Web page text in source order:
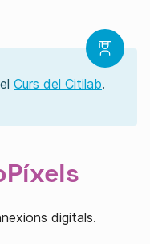
Curs del Citilab.
digitals.